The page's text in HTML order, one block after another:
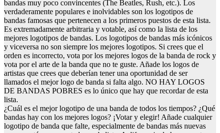
bandas muy poco convincentes (The Beatles, Rush, etc.). Los
verdaderamente populares e inolvidables son los logotipos de
bandas famosas que pertenecen a los primeros puestos de esta lista.
Es extremadamente arbitraria y votable, así como la lista de los
mejores logotipos de bandas. Los logotipos de bandas más icónicos
y viceversa no son siempre los mejores logotipos. Si crees que el
orden es incorrecto, vota por los mejores logos de la banda de rock y
vota por el arte de la banda que no te guste. Añade los logos de
artistas que crees que deberían tener una oportunidad de ser
llamados el mejor logo de banda si falta algo. NO HAY LOGOS
DE BANDAS POBRES es lo único que hay que recordar de esta
lista.
¿Cuál es el mejor logotipo de una banda de todos los tiempos? ¿Qué
bandas hay con los mejores logos? ¡Votar y elegir! Añade cualquier
logotipo de banda que falte, especialmente de bandas más nuevas